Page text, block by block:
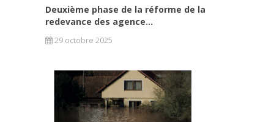
Deuxième phase de la réforme de la
redevance des agence...
29 octobre 2025